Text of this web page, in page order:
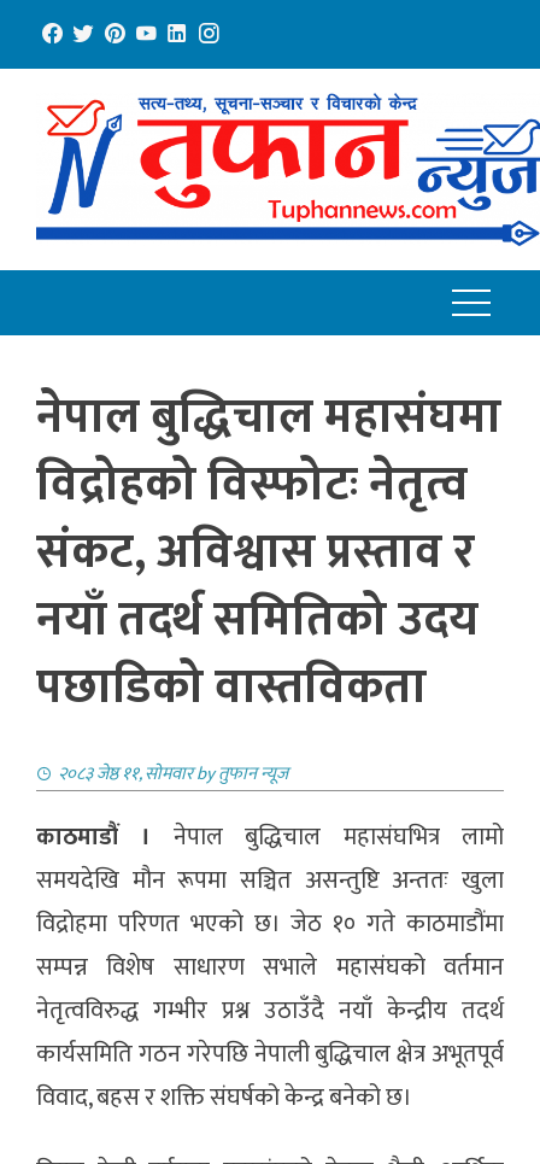
content
नेपाल बुद्धिचाल महासंघमा
विद्रोहको विस्फोटः नेतृत्व
संकट, अविश्वास प्रस्ताव र
नयाँ तदर्थ समितिको उदय
पछाडिको वास्तविकता
२०८३ जेष्ठ ११, सोमवारbyतुफान न्यूज
काठमाडौं ।
नेपाल बुद्धिचाल महासंघभित्र लामो
समयदेखि मौन रूपमा सञ्चित असन्तुष्टि अन्ततः खुला
विद्रोहमा परिणत भएको छ। जेठ १० गते काठमाडौंमा
सम्पन्न विशेष साधारण सभाले महासंघको वर्तमान
नेतृत्वविरुद्ध गम्भीर प्रश्न उठाउँदै नयाँ केन्द्रीय तदर्थ
कार्यसमिति गठन गरेपछि नेपाली बुद्धिचाल क्षेत्र अभूतपूर्व
विवाद, बहस र शक्ति संघर्षको केन्द्र बनेको छ।